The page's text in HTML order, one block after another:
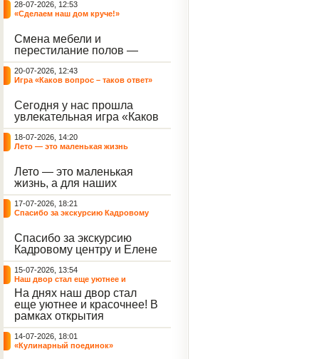
праздник — турнир по
шахматам и шашкам.
небывалый ажиотаж среди
воспитанников, превратив
тихие залы центра в арену
напряжённых поединков,
громких аплодисментов и
жарких обсуждений.
28-07-2026, 12:53
«Сделаем наш дом круче!»
Смена мебели и
перестилание полов —
дело рук профессионалов.
А вот создание настоящего
домашнего уюта — задача
этой неделе ребята взяли
инициативу в свои руки и
устроили масштабную
генеральную уборку
жилого корпуса.
20-07-2026, 12:43
Игра «Каков вопрос – таков ответ»
Сегодня у нас прошла
увлекательная игра «Каков
вопрос – таков ответ»,
которая собрала самых
любознательных
игры выступил наш
воспитанник - Константин
Н., который по праву носит
звание самого читающего
и эрудированного
участника наших
мероприятий.
18-07-2026, 14:20
Лето — это маленькая жизнь
Лето — это маленькая
жизнь, а для наших
воспитанниц оно
наполнено открытиями. В
один из теплых дней мы
пластилин, книги и конечно
же телефоны, чтобы
отправиться на небольшую
цветочную охоту в
ближайший луг.
17-07-2026, 18:21
Спасибо за экскурсию Кадровому
Спасибо за экскурсию
Кадровому центру и Елене
Романовне за тёплую
встречу.
15-07-2026, 13:54
Наш двор стал еще уютнее и
красочнее!
На днях наш двор стал
еще уютнее и красочнее! В
рамках открытия
Социальной гостиной
нашего Центра, перед
воспитанниками была
14-07-2026, 18:01
«Кулинарный поединок»